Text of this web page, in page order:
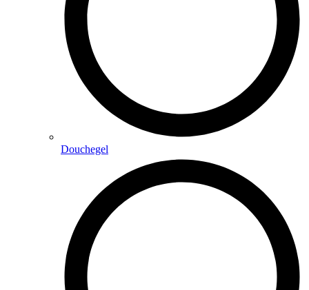
Douchegel